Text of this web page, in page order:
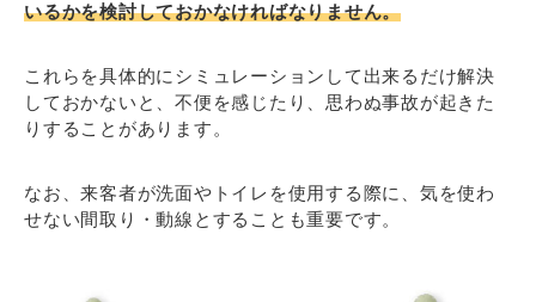
いるかを検討しておかなければなりません。
これらを具体的にシミュレーションして出来るだけ解決
しておかないと、不便を感じたり、思わぬ事故が起きた
りすることがあります。
なお、来客者が洗面やトイレを使用する際に、気を使わ
せない間取り・動線とすることも重要です。